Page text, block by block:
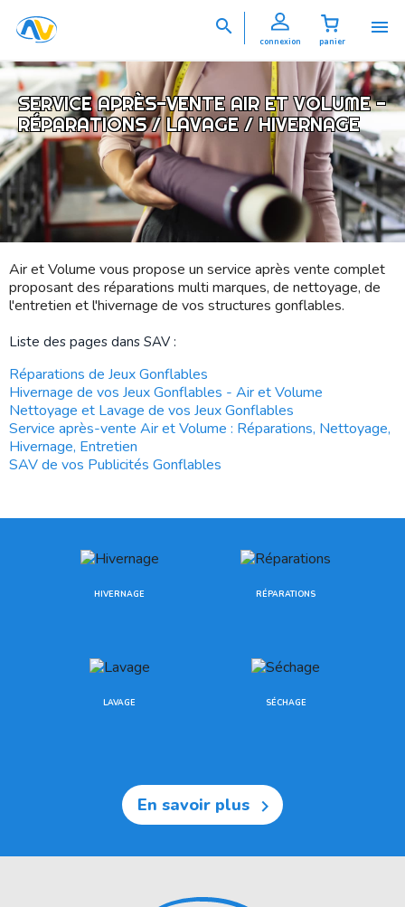

panier
connexion

SERVICE APRÈS-VENTE AIR ET VOLUME -
RÉPARATIONS / LAVAGE / HIVERNAGE
Air et Volume vous propose un service après vente complet
proposant des réparations multi marques, de nettoyage, de
l'entretien et l'hivernage de vos structures gonflables.
Liste des pages dans SAV :
Réparations de Jeux Gonflables
Hivernage de vos Jeux Gonflables - Air et Volume
Nettoyage et Lavage de vos Jeux Gonflables
Service après-vente Air et Volume : Réparations, Nettoyage,
Hivernage, Entretien
SAV de vos Publicités Gonflables
HIVERNAGE RÉPARATIONS
LAVAGE SÉCHAGE
En savoir plus 